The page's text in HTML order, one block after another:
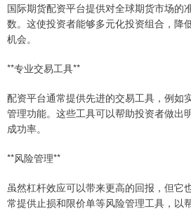
国际期货配资平台提供对全球期货市场的
数。这使投资者能够多元化投资组合，降
机会。
**专业交易工具**
配资平台通常提供先进的交易工具，例如
管理功能。这些工具可以帮助投资者做出
成功率。
**风险管理**
虽然杠杆效应可以带来更高的回报，但它
常提供止损和限价单等风险管理工具，以